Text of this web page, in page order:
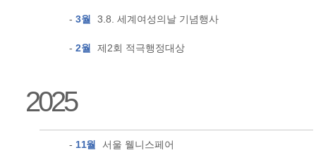
-3월 3.8. 세계여성의날 기념행사
-2월 제2회 적극행정대상
2025
- 11월 서울 웰니스페어